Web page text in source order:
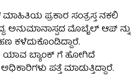
ಪ್ರಕಾರ ಸಂತ್ರಸ್ತ ನಕಲಿ
ಅನುಮಾನಾಸ್ಪದ ಮೊಬೈಲ್ ಆಪ್ ನ್ನು
ಯಾವ ಬ್ಯಾಂಕ್ ಗೆ ಹೋಗಿದೆ
ಪತ್ತೆ ಮಾಡುತ್ತಿದ್ದಾರೆ.